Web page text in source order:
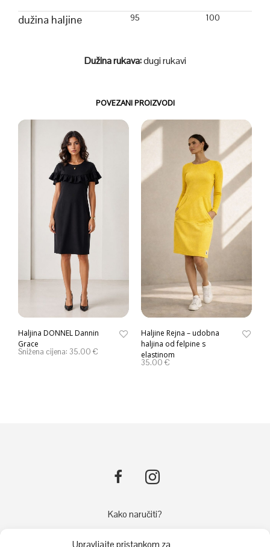
Upravljajte pristankom za
dužina haljine 95 100
Dužina rukava:dugi rukavi
POVEZANI PROIZVODI
Haljina DONNEL Dannin
Grace
Snižena cijena: 35.00 €
Haljine Rejna – udobna
haljina od felpine s
elastinom
35.00 €
Kako naručiti?